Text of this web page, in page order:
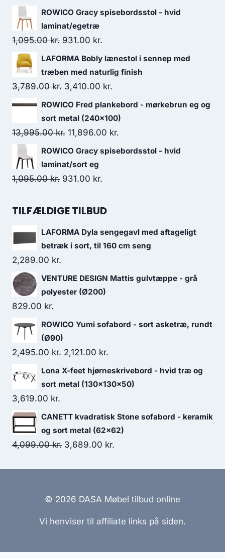
ROWICO Gracy spisebordsstol - hvid
laminat/egetræ
1,095.00kr. 931.00 kr.
LAFORMA Bobly lænestol i sennep med
træben med naturlig finish
3,789.00kr. 3,410.00 kr.
ROWICO Fred plankebord - mørkebrun eg og
sort metal (240x100)
13,995.00kr. 11,896.00 kr.
ROWICO Gracy spisebordsstol - hvid
laminat/sort eg
1,095.00kr. 931.00 kr.
TILFÆLDIGE TILBUD
LAFORMA Dyla sengegavl med aftageligt
betræk i sort, til 160 cm seng
2,289.00 kr.
VENTURE DESIGN Mattis gulvtæppe - grå
polyester (Ø200)
829.00 kr.
ROWICO Yumi sofabord - sort asketræ, rundt
(Ø90)
2,495.00kr. 2,121.00 kr.
Lona X-feet hjørneskrivebord - hvid træ og
sort metal (130x130x50)
3,619.00 kr.
CANETT kvadratisk Stone sofabord - keramik
og sort metal (62x62)
4,099.00kr. 3,689.00 kr.
© 2026 DASA Møbel tilbud online
Vi henviser til affiliate links på siden.